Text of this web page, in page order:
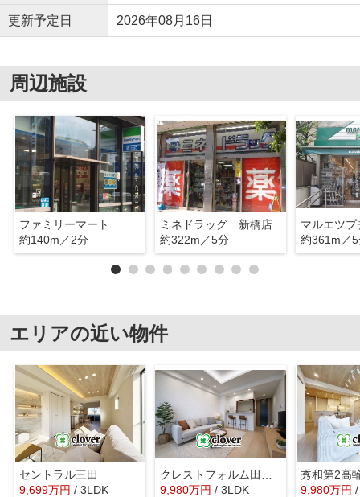
更新予定日 2026年08月16日
周辺施設
ファミリーマート 新橋四丁目店
約140m／2分
ミネドラッグ 新橋店
約322m／5分
約361m／
エリアの近い物件
セントラル三田
9,699万円 / 3LDK
9,980万円 / 3LDK
秀和第2高
9,980万円